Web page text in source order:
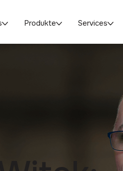
Produkte Services